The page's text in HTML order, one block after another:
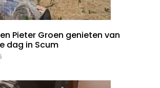
Pieter Groen genieten van
dag in Scum